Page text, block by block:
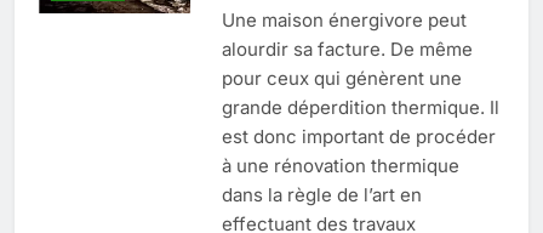
Une maison énergivore peut
alourdir sa facture. De même
pour ceux qui génèrent une
grande déperdition thermique. Il
est donc important de procéder
à une rénovation thermique
dans la règle de l’art en
effectuant des travaux